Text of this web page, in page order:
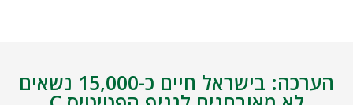
הערכה: בישראל חיים כ-15,000 נשאים